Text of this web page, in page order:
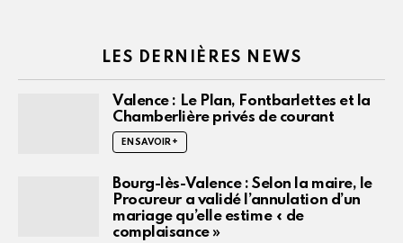
LES DERNIÈRES NEWS
Valence : Le Plan, Fontbarlettes et la
Chamberlière privés de courant
EN SAVOIR +
Bourg-lès-Valence : Selon la maire, le
Procureur a validé l’annulation d’un
mariage qu’elle estime « de
complaisance »